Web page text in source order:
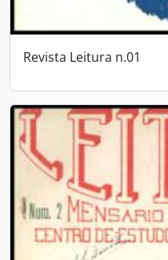
Revista Leitura n.01